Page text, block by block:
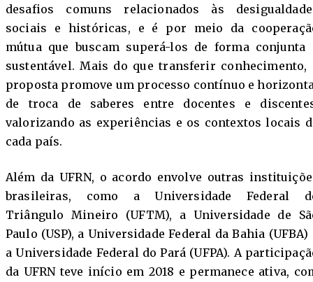
desafios comuns relacionados às
sociais e históricas, e é por meio da
mútua que buscam superá-los de forma conjunta
sustentável. Mais do que transferir conhecimento,
proposta promove um processo contínuo e
de troca de saberes entre docentes e
valorizando as experiências e os contextos locais
cada país.
Além da UFRN, o acordo envolve outras
brasileiras, como a Universidade Federal
Triângulo Mineiro (UFTM), a Universidade de
Paulo (USP), a Universidade Federal da Bahia (UFBA)
a Universidade Federal do Pará (UFPA). A
da UFRN teve início em 2018 e permanece ativa,